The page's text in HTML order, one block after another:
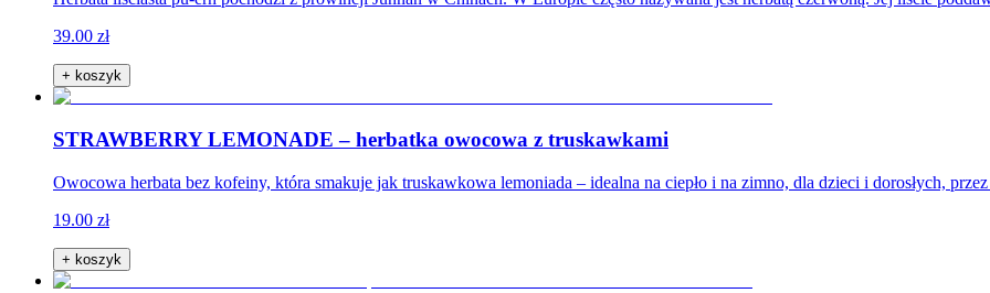
39.00 zł
+ koszyk
STRAWBERRY LEMONADE – herbatka owocowa z truskawkami
Owocowa herbata bez kofeiny, która smakuje jak truskawkowa lemoniada – idealna na ciepło i na zimno, dla dzieci i dorosłych,
19.00 zł
+ koszyk